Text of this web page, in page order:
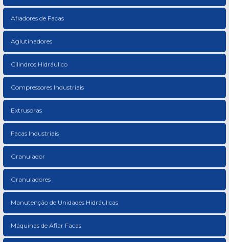
Afiadores de Facas
Aglutinadores
Cilindros Hidráulico
Compressores Industriais
Extrusoras
Facas Industriais
Granulador
Granuladores
Manutenção de Unidades Hidráulicas
Máquinas de Afiar Facas